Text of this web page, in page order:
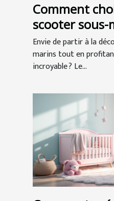
Comment
scooter
l'exploration ?
Envie de partir à la
marins tout en
incroyable ? Le...